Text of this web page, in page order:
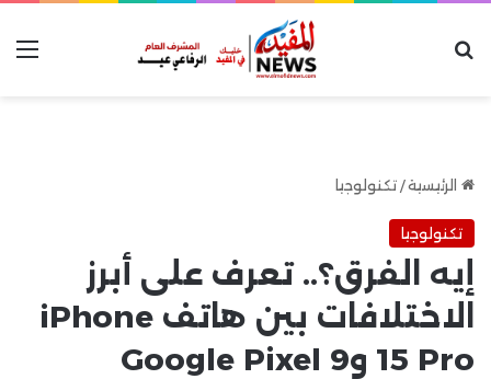
الرئيسية/ تكنولوجيا
تكنولوجيا
إيه الفرق؟.. تعرف على أبرز
الاختلافات بين هاتف iPhone
15 Pro وGoogle Pixel 9